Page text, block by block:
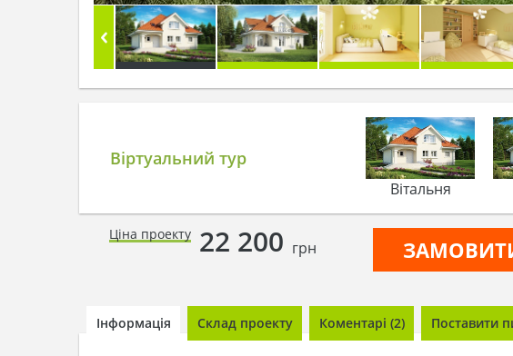
Віртуальний тур
Вітальня
Ціна проекту 22 200 грн
Інформація Склад проекту Коментарі (2) Поставити